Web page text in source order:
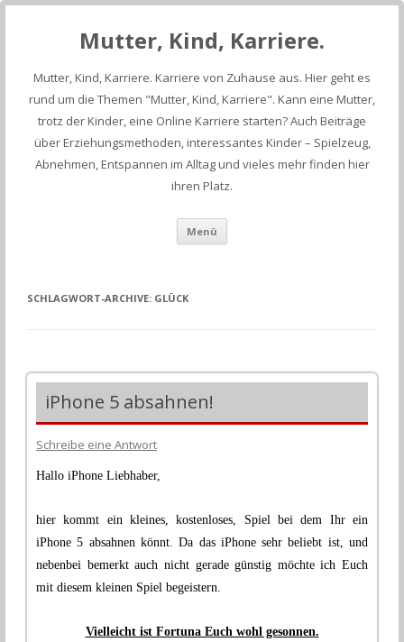
Mutter, Kind, Karriere.
Mutter, Kind, Karriere. Karriere von Zuhause aus. Hier geht es
rund um die Themen "Mutter, Kind, Karriere". Kann eine Mutter,
trotz der Kinder, eine Online Karriere starten? Auch Beiträge
über Erziehungsmethoden, interessantes Kinder – Spielzeug,
Abnehmen, Entspannen im Alltag und vieles mehr finden hier
ihren Platz.
Menü
SCHLAGWORT-ARCHIVE: GLÜCK
iPhone 5 absahnen!
Schreibe eine Antwort
Hallo iPhone Liebhaber,
hier kommt ein kleines, kostenloses, Spiel bei dem Ihr ein
iPhone 5 absahnen könnt. Da das iPhone sehr beliebt ist, und
nebenbei bemerkt auch nicht gerade günstig möchte ich Euch
mit diesem kleinen Spiel begeistern.
Vielleicht ist Fortuna Euch wohl gesonnen.